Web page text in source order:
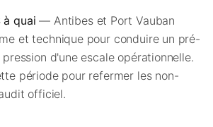
à quai — Antibes et Port Vauban
et technique pour conduire un pré-
d'une escale opérationnelle.
période pour refermer les non-
officiel.